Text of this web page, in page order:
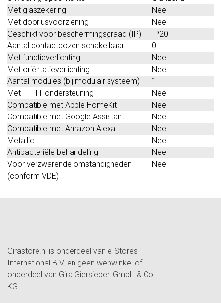
Met glaszekering
Nee
Met doorlusvoorziening
Nee
Geschikt voor beschermingsgraad (IP)
IP20
Aantal contactdozen schakelbaar
0
Met functieverlichting
Nee
Met oriëntatieverlichting
Nee
Aantal modules (bij modulair systeem)
1
Met IFTTT ondersteuning
Nee
Compatible met Apple HomeKit
Nee
Compatible met Google Assistant
Nee
Compatible met Amazon Alexa
Nee
Metallic
Nee
Antibacteriële behandeling
Nee
Voor verzwarende omstandigheden
(conform VDE)
Nee
Girastore.nl is onderdeel van e-Stores
International B.V. en geen webwinkel of
onderdeel van Gira Giersiepen GmbH & Co.
KG.